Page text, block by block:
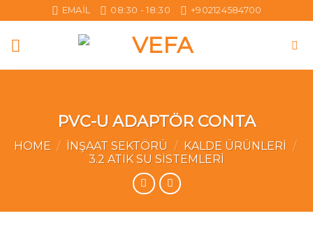
to
content
EMAIL 08:30 - 18:30 +902124584700
PVC-U ADAPTÖR CONTA
HOME / İNŞAAT SEKTÖRÜ / KALDE ÜRÜNLERI /
3.2 ATIK SU SISTEMLERI